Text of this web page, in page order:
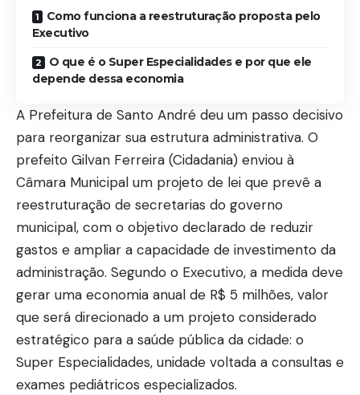
Como funciona a reestruturação proposta pelo
Executivo
O que é o Super Especialidades e por que ele
depende dessa economia
A Prefeitura de Santo André deu um passo decisivo
para reorganizar sua estrutura administrativa. O
prefeito Gilvan Ferreira (Cidadania) enviou à
Câmara Municipal um projeto de lei que prevê a
reestruturação de secretarias do governo
municipal, com o objetivo declarado de reduzir
gastos e ampliar a capacidade de investimento da
administração. Segundo o Executivo, a medida deve
gerar uma economia anual de R$ 5 milhões, valor
que será direcionado a um projeto considerado
estratégico para a saúde pública da cidade: o
Super Especialidades, unidade voltada a consultas e
exames pediátricos especializados.